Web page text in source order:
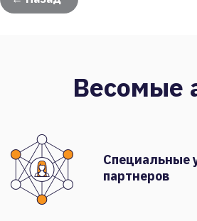
Весомые
Специальные
партнеров